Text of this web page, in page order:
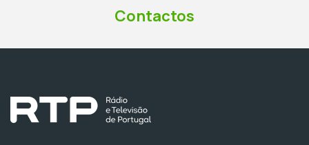
Contactos